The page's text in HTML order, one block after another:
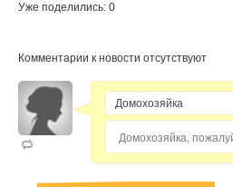
Уже поделились: 0
Комментарии к новости отсутствуют